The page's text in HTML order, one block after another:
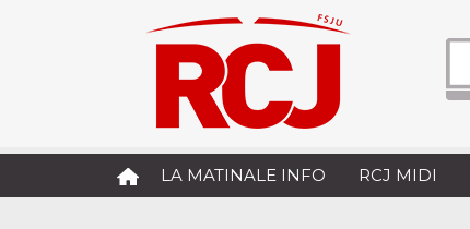
LA MATINALE INFO RCJ MIDI